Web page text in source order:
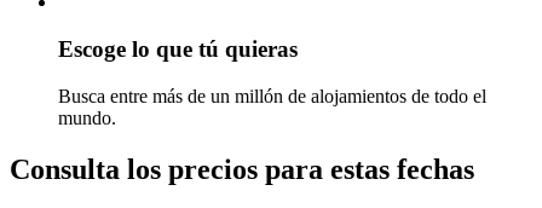
Escoge lo que tú quieras
Busca entre más de un millón de alojamientos de todo el
mundo.
Consulta los precios para estas fechas